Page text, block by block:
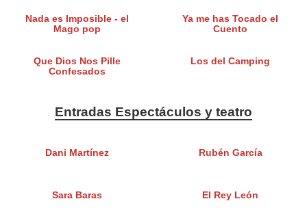
Nada es Imposible - el
Mago pop
Ya me has Tocado el
Cuento
Que Dios Nos Pille
Confesados
Los del Camping
Entradas Espectáculos y teatro
Dani Martínez Rubén García
Sara Baras El Rey León